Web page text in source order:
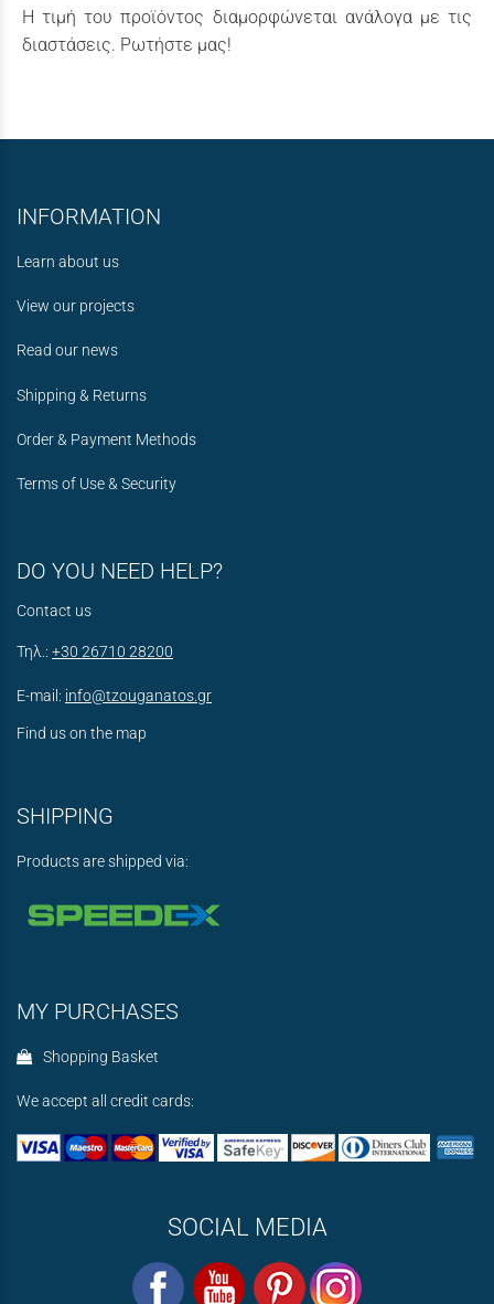
Η τιμή του προϊόντος διαμορφώνεται ανάλογα με τις
διαστάσεις. Ρωτήστε μας!
INFORMATION
Learn about us
View our projects
Read our news
Shipping & Returns
Order & Payment Methods
Terms of Use & Security
DO YOU NEED HELP?
Contact us
Τηλ.: +30 26710 28200
E-mail: info@tzouganatos.gr
Find us on the map
SHIPPING
Products are shipped via:
MY PURCHASES
Shopping Basket
We accept all credit cards:
SOCIAL MEDIA